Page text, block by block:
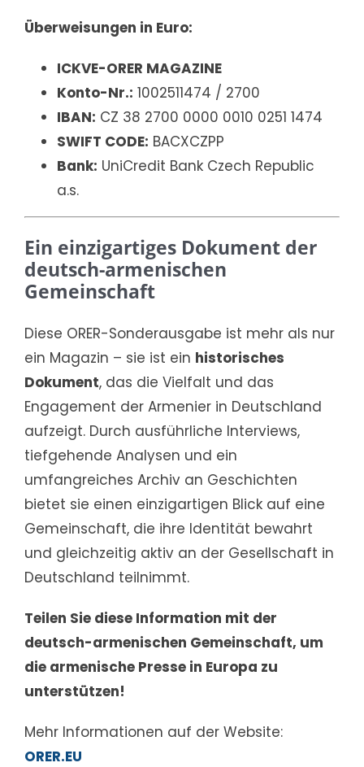
Überweisungen in Euro:
ICKVE-ORER MAGAZINE
Konto-Nr.: 1002511474 / 2700
IBAN: CZ 38 2700 0000 0010 0251 1474
SWIFT CODE: BACXCZPP
Bank: UniCredit Bank Czech Republic
a.s.
Ein einzigartiges Dokument der
deutsch-armenischen
Gemeinschaft
Diese ORER-Sonderausgabe ist mehr als nur
ein Magazin – sie ist ein historisches
Dokument, das die Vielfalt und das
Engagement der Armenier in Deutschland
aufzeigt. Durch ausführliche Interviews,
tiefgehende Analysen und ein
umfangreiches Archiv an Geschichten
bietet sie einen einzigartigen Blick auf eine
Gemeinschaft, die ihre Identität bewahrt
und gleichzeitig aktiv an der Gesellschaft in
Deutschland teilnimmt.
Teilen Sie diese Information mit der
deutsch-armenischen Gemeinschaft, um
die armenische Presse in Europa zu
unterstützen!
Mehr Informationen auf der Website:
ORER.EU